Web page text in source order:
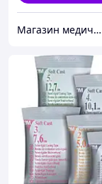
Магазин медичних товарів "МАКСМЕД"